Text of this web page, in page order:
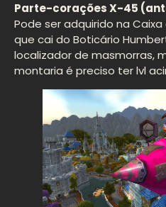
Parte-corações X-45
Pode ser adquirido na
que cai do Boticário
localizador de masmorras,
montaria é preciso ter lvl